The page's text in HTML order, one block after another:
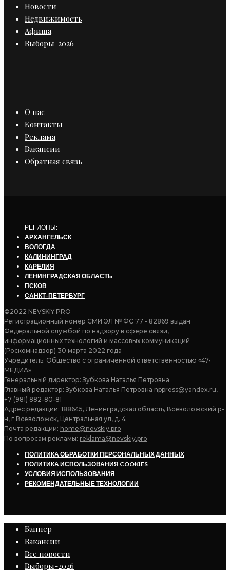
Новости
Недвижимость
Афиша
Выборы-2026
О нас
Контакты
Реклама
Вакансии
Обратная связь
РЕГИОНЫ:
АРХАНГЕЛЬСК
ВОЛОГДА
КАЛИНИНГРАД
КАРЕЛИЯ
ЛЕНИНГРАДСКАЯ ОБЛАСТЬ
ПСКОВ
САНКТ-ПЕТЕРБУРГ
©2022 NEVSKIY.PRO
Регистрационный номер СМИ ЭЛ № ФС 77 - 82869 выдан
Федеральной службой по надзору в сфере связи,
информационных технологий и массовых коммуникаций
(Роскомнадзор) 30 марта 2022 года
Учредитель: Общество с ограниченной ответственностью «47-
МЕДИА»
Генеральный директор: Зубкова Наталья Петровна
Главный редактор: Зубкова Наталья Петровна nppress@yandex.ru,
+7 (981) 882-80-81
Адрес редакции: 188645, Ленинградская область, Всеволожский р-
н, г Всеволожск, Центральная ул, д. 4
Почта редакции: home@nevskiy.pro
По вопросам рекламы: reklama@nevskiy.pro
ПОЛИТИКА ОБРАБОТКИ ПЕРСОНАЛЬНЫХ ДАННЫХ
ПОЛИТИКА ИСПОЛЬЗОВАНИЯ COOKIES
УСЛОВИЯ ИСПОЛЬЗОВАНИЯ
РЕКОМЕНДАТЕЛЬНЫЕ ТЕХНОЛОГИИ
Баннер
Вакансии
Все новости
Выборы-2026